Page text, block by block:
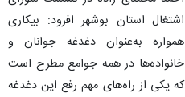
اشتغال استان بوشهر افزود: بیکاری
همواره به‌عنوان دغدغه جوانان و
خانواده‌ها در همه جوامع مطرح است
که یکی از راه‌های مهم رفع این دغدغه